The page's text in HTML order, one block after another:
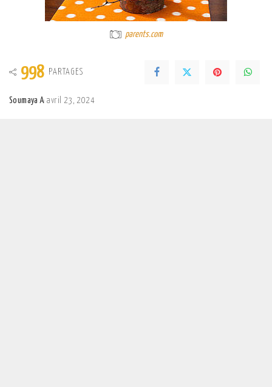
parents.com
998 PARTAGES
Posted
Soumaya A avril 23, 2024